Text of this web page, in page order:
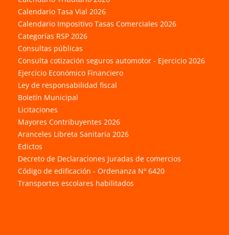
Calendario Tasa Vial 2026
Calendario Impositivo Tasas Comerciales 2026
Categorías RSP 2026
Consultas públicas
Consulta cotización seguros automotor - Ejercicio 2026
Ejercicio Económico Financiero
Ley de responsabilidad fiscal
Boletín Municipal
Licitaciones
Mayores Contribuyentes 2026
Aranceles Libreta Sanitaria 2026
Edictos
Decreto de Declaraciones Juradas de comercios
Código de edificación - Ordenanza Nº 6420
Transportes escolares habilitados